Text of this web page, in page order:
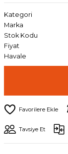
Kategori
Marka
Stok Kodu
Fiyat
Havale
Tavsiye Et